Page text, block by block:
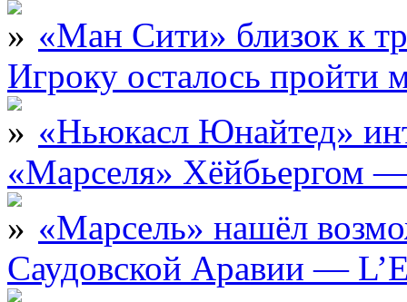
«Ман Сити» близок к
Игроку осталось
«Ньюкасл Юнайтед»
«Марселя» Хёйбьергом
«Марсель» нашёл
Саудовской Аравии —